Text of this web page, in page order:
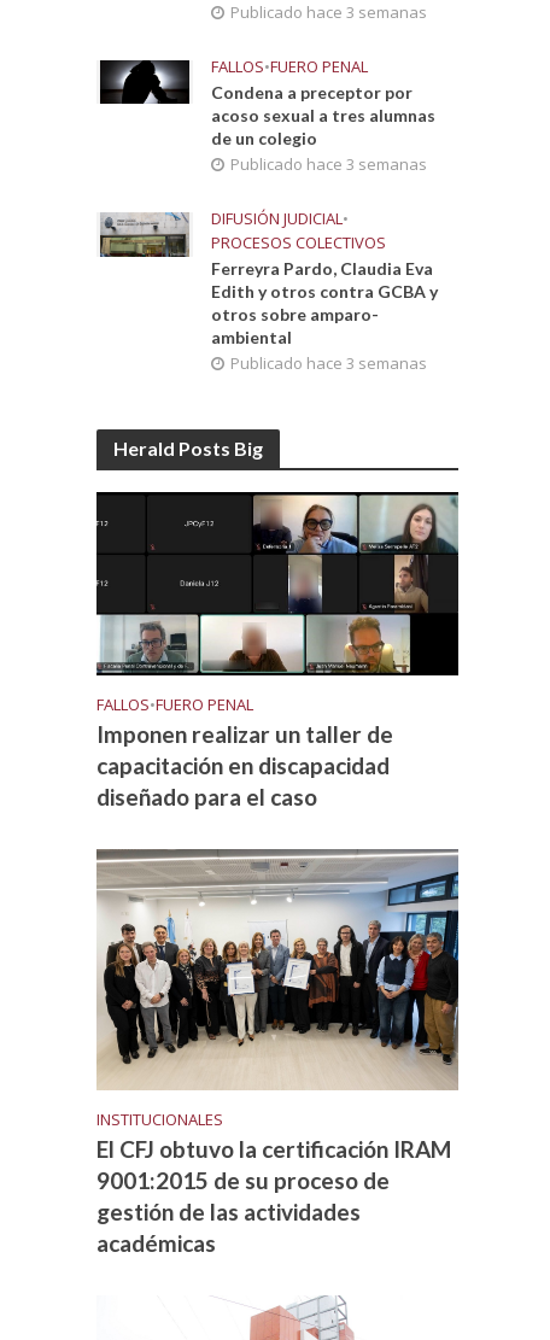
Publicado hace 3 semanas
FALLOS•FUERO PENAL
Condena a preceptor por
acoso sexual a tres alumnas
de un colegio
Publicado hace 3 semanas
DIFUSIÓN JUDICIAL•
PROCESOS COLECTIVOS
Ferreyra Pardo, Claudia Eva
Edith y otros contra GCBA y
otros sobre amparo-
ambiental
Publicado hace 3 semanas
Herald Posts Big
FALLOS•FUERO PENAL
Imponen realizar un taller de
capacitación en discapacidad
diseñado para el caso
INSTITUCIONALES
El CFJ obtuvo la certificación IRAM
9001:2015 de su proceso de
gestión de las actividades
académicas